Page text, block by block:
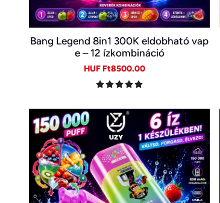
Bang Legend 8in1 300K eldobható vap
e – 12 ízkombináció
Sale
HUF Ft8500.00